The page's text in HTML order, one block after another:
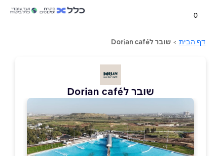
0
דף הבית > שובר לDorian café
שובר לDorian café